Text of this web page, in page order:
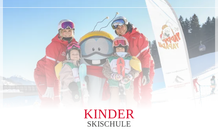
KINDER
SKISCHULE